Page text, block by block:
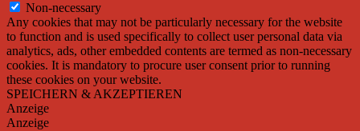
Non-necessary
Any cookies that may not be particularly necessary for the website
to function and is used specifically to collect user personal data via
analytics, ads, other embedded contents are termed as non-necessary
cookies. It is mandatory to procure user consent prior to running
these cookies on your website.
SPEICHERN & AKZEPTIEREN
Anzeige
Anzeige